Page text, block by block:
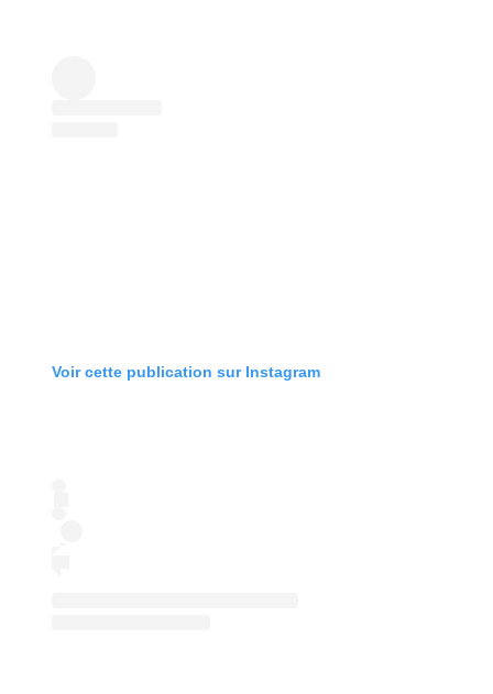
Voir cette publication sur Instagram